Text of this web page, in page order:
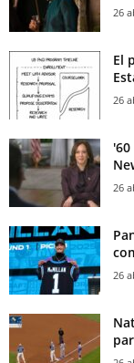
26
El
26
26
26